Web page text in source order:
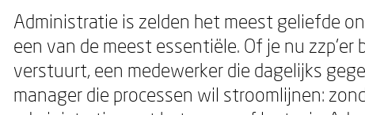
Administratie is zelden het meest geliefde
een van de meest essentiële. Of je nu
verstuurt, een medewerker die dagelijks
manager die processen wil stroomlijnen: